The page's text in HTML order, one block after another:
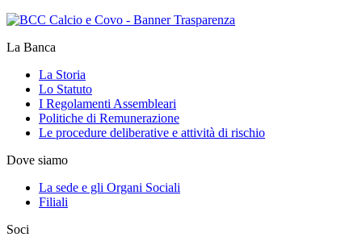
La Banca
La Storia
Lo Statuto
I Regolamenti Assembleari
Politiche di Remunerazione
Le procedure deliberative e attività di rischio
Dove siamo
La sede e gli Organi Sociali
Filiali
Soci